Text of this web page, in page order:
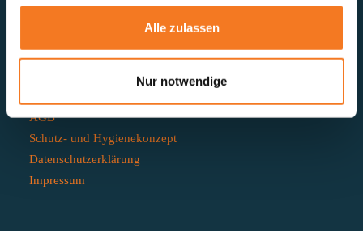
Alle zulassen
Nur notwendige
AGB
Schutz- und Hygienekonzept
Datenschutzerklärung
Impressum